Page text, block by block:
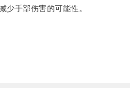
手部伤害的可能性。